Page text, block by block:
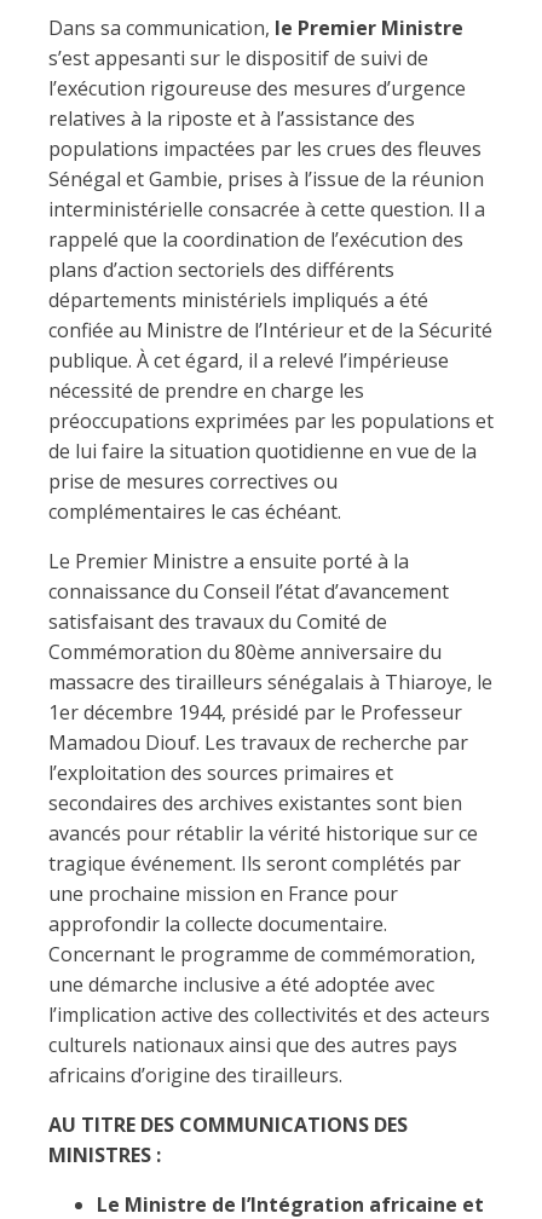
Dans sa communication, le Premier Ministre
s’est appesanti sur le dispositif de suivi de
l’exécution rigoureuse des mesures d’urgence
relatives à la riposte et à l’assistance des
populations impactées par les crues des fleuves
Sénégal et Gambie, prises à l’issue de la réunion
interministérielle consacrée à cette question. Il a
rappelé que la coordination de l’exécution des
plans d’action sectoriels des différents
départements ministériels impliqués a été
confiée au Ministre de l’Intérieur et de la Sécurité
publique. À cet égard, il a relevé l’impérieuse
nécessité de prendre en charge les
préoccupations exprimées par les populations et
de lui faire la situation quotidienne en vue de la
prise de mesures correctives ou
complémentaires le cas échéant.
Le Premier Ministre a ensuite porté à la
connaissance du Conseil l’état d’avancement
satisfaisant des travaux du Comité de
Commémoration du 80ème anniversaire du
massacre des tirailleurs sénégalais à Thiaroye, le
1er décembre 1944, présidé par le Professeur
Mamadou Diouf. Les travaux de recherche par
l’exploitation des sources primaires et
secondaires des archives existantes sont bien
avancés pour rétablir la vérité historique sur ce
tragique événement. Ils seront complétés par
une prochaine mission en France pour
approfondir la collecte documentaire.
Concernant le programme de commémoration,
une démarche inclusive a été adoptée avec
l’implication active des collectivités et des acteurs
culturels nationaux ainsi que des autres pays
africains d’origine des tirailleurs.
AU TITRE DES COMMUNICATIONS DES
MINISTRES :
Le Ministre de l’Intégration africaine et